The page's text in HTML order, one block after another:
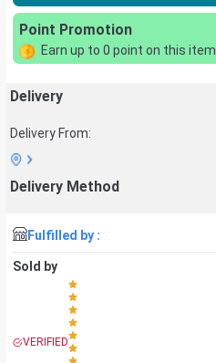
Point Promotion
Earn up to 0 point on this item
Delivery
Delivery From:
Delivery Method
Fulfilled by :
Sold by
VERIFIED